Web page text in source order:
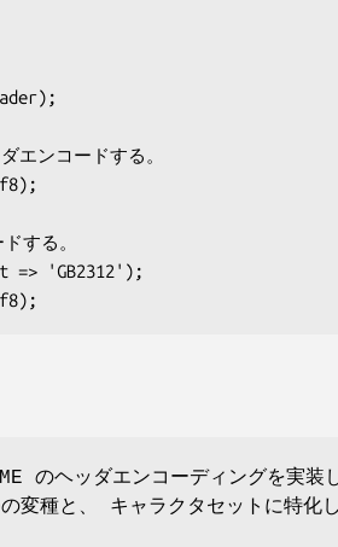
のヘッダエンコーディングを実装
変種と、 キャラクタセットに特化